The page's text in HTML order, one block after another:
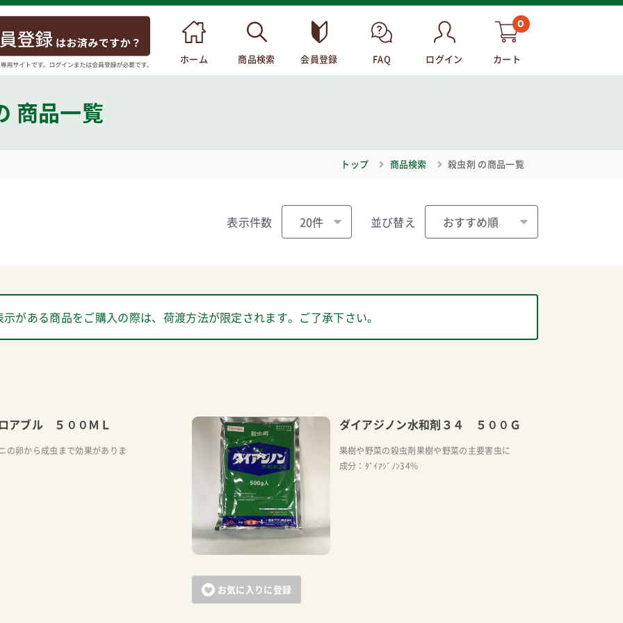
ホーム 商品検索 会員登録 FAQ ログイン
0
カート
商品一覧
トップ 商品検索 殺虫剤 の商品一覧
表示件数 並び替え
がある商品をご購入の際は、荷渡方法が限定されます。ご了承下さい。
アブル ５００ＭＬ
の卵から成虫まで効果がありま
お気に入りに登録
ダイアジノン水和剤３４ ５００Ｇ
果樹や野菜の殺虫剤果樹や野菜の主要害虫に
成分：ﾀﾞｲｱｼﾞﾉﾝ34%